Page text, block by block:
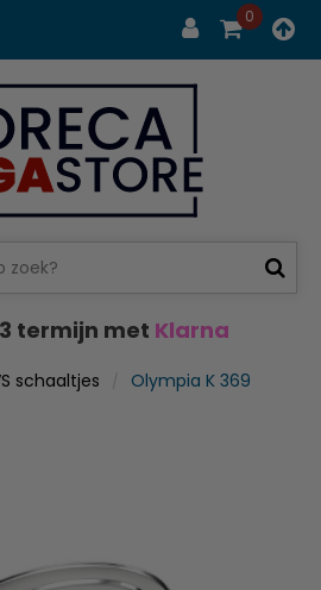
0
termijn met Klarna
schaaltjes Olympia K 369